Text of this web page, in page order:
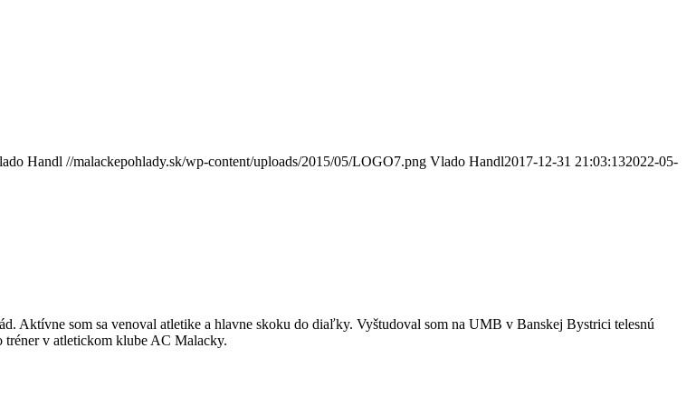
Handl //malackepohlady.sk/wp-content/uploads/2015/05/LOGO7.png Vlado Handl2017-12-31 21:03:132022-05-
Aktívne som sa venoval atletike a hlavne skoku do diaľky. Vyštudoval som na UMB v Banskej Bystrici telesnú
v atletickom klube AC Malacky.